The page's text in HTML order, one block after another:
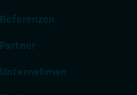
Referenzen
Partner
Unternehmen